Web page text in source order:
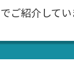
ご紹介してい